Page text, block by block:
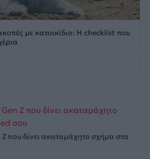
με κατοικίδιο: Η checklist που
που δίνει ακαταμάχητο σχήμα στα